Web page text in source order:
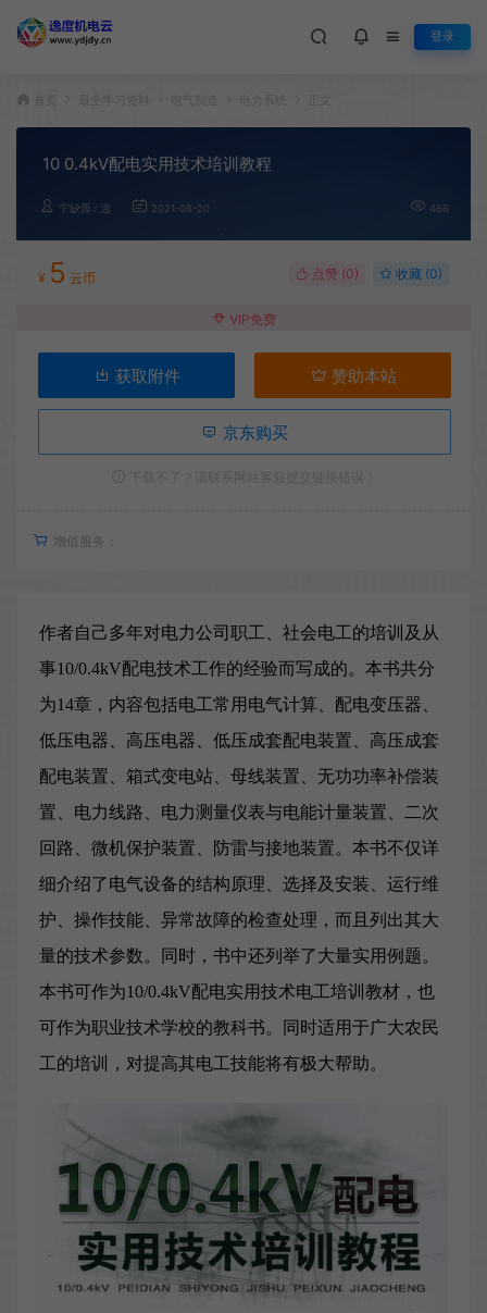
登录
10 0.4kV配电实用技术培训教程
宁缺毋♂滥 2021-08-20 466
¥ 5 云币 点赞 (0) 收藏 (0)
VIP免费
获取附件 赞助本站
京东购买
增值服务：
作者自己多年对电力公司职工、社会电工的培训及从
事10/0.4kV配电技术工作的经验而写成的。本书共分
为14章，内容包括电工常用电气计算、配电变压器、
低压电器、高压电器、低压成套配电装置、高压成套
配电装置、箱式变电站、母线装置、无功功率补偿装
置、电力线路、电力测量仪表与电能计量装置、二次
回路、微机保护装置、防雷与接地装置。本书不仅详
细介绍了电气设备的结构原理、选择及安装、运行维
护、操作技能、异常故障的检查处理，而且列出其大
量的技术参数。同时，书中还列举了大量实用例题。
本书可作为10/0.4kV配电实用技术电工培训教材，也
可作为职业技术学校的教科书。同时适用于广大农民
工的培训，对提高其电工技能将有极大帮助。